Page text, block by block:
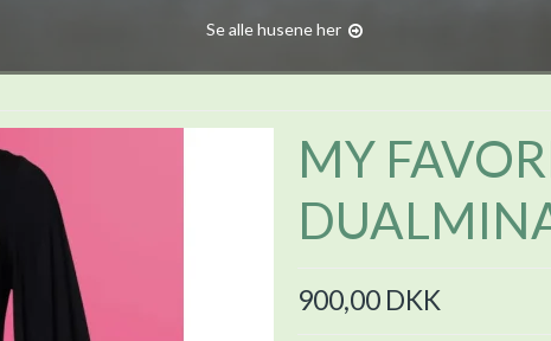
Se alle husene her
MY
900,00 DKK